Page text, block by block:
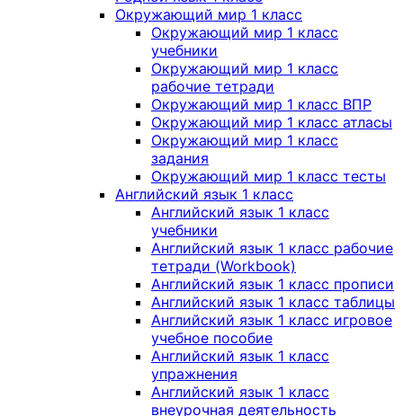
Окружающий мир 1 класс
Окружающий мир 1 класс
учебники
Окружающий мир 1 класс
рабочие тетради
Окружающий мир 1 класс ВПР
Окружающий мир 1 класс атласы
Окружающий мир 1 класс
задания
Окружающий мир 1 класс тесты
Английский язык 1 класс
Английский язык 1 класс
учебники
Английский язык 1 класс рабочие
тетради (Workbook)
Английский язык 1 класс прописи
Английский язык 1 класс таблицы
Английский язык 1 класс игровое
учебное пособие
Английский язык 1 класс
упражнения
Английский язык 1 класс
внеурочная деятельность